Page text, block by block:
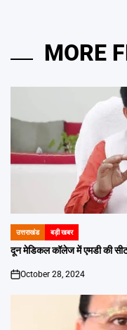
MORE
POSTED
IN
उत्तराखंड बड़ी खबर
दून मेडिकल कॉलेज में एमडी की
on
October 28, 2024